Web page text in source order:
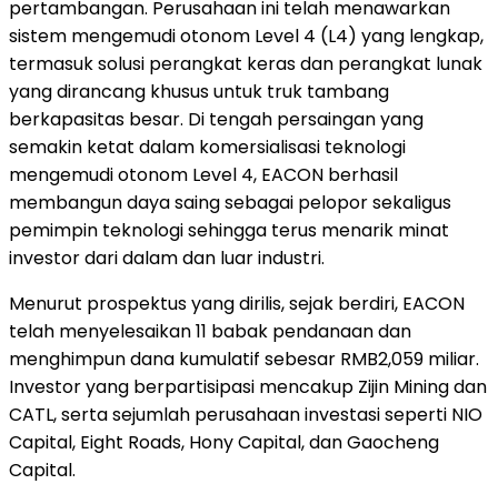
pertambangan. Perusahaan ini telah menawarkan
sistem mengemudi otonom Level 4 (L4) yang lengkap,
termasuk solusi perangkat keras dan perangkat lunak
yang dirancang khusus untuk truk tambang
berkapasitas besar. Di tengah persaingan yang
semakin ketat dalam komersialisasi teknologi
mengemudi otonom Level 4, EACON berhasil
membangun daya saing sebagai pelopor sekaligus
pemimpin teknologi sehingga terus menarik minat
investor dari dalam dan luar industri.
Menurut prospektus yang dirilis, sejak berdiri, EACON
telah menyelesaikan 11 babak pendanaan dan
menghimpun dana kumulatif sebesar RMB2,059 miliar.
Investor yang berpartisipasi mencakup Zijin Mining dan
CATL, serta sejumlah perusahaan investasi seperti NIO
Capital, Eight Roads, Hony Capital, dan Gaocheng
Capital.